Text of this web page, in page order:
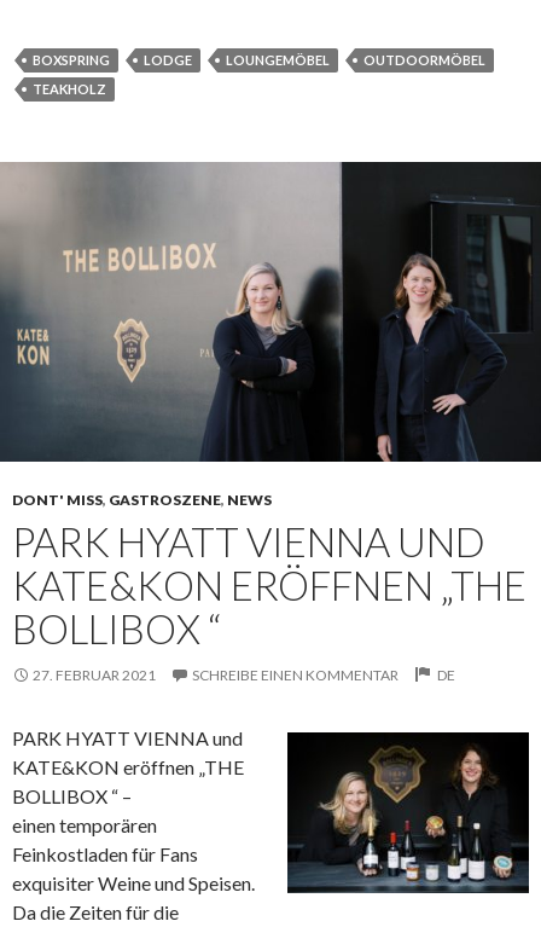
BOXSPRING LODGE LOUNGEMÖBEL
OUTDOORMÖBEL
TEAKHOLZ
DONT' MISS, GASTROSZENE, NEWS
PARK HYATT VIENNA UND
KATE&KON ERÖFFNEN „THE
BOLLIBOX “
27. FEBRUAR 2021 SCHREIBE EINEN KOMMENTAR DE
PARK HYATT VIENNA und
KATE&KON eröffnen „THE
BOLLIBOX “ –
einen temporären
Feinkostladen für Fans
exquisiter Weine und Speisen.
Da die Zeiten für die